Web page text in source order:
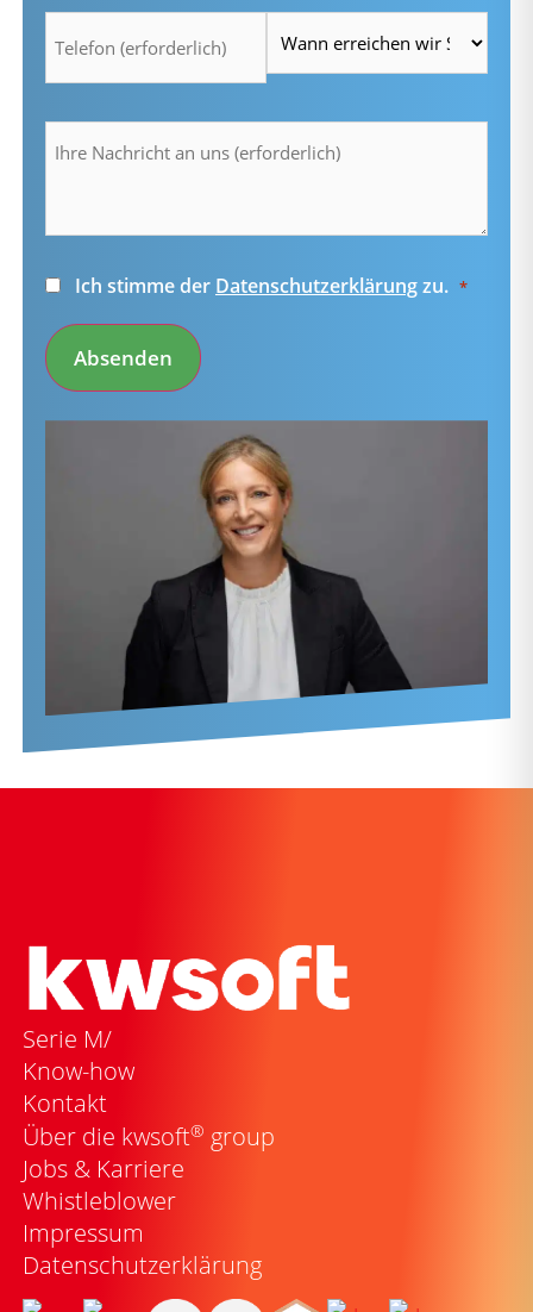
Nachricht
an
uns
Einwilligung
Ich stimme der Datenschutzerklärungzu. *
Absenden
Serie M/
Know-how
Kontakt
Über die kwsoft® group
Jobs & Karriere
Whistleblower
Impressum
Datenschutzerklärung